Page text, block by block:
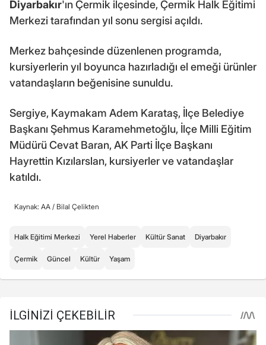
Diyarbakır'ın Çermik ilçesinde, Çermik Halk Eğitimi
Merkezi tarafından yıl sonu sergisi açıldı.
Merkez bahçesinde düzenlenen programda,
kursiyerlerin yıl boyunca hazırladığı el emeği ürünler
vatandaşların beğenisine sunuldu.
Sergiye, Kaymakam Adem Karataş, İlçe Belediye
Başkanı Şehmus Karamehmetoğlu, İlçe Milli Eğitim
Müdürü Cevat Baran, AK Parti İlçe Başkanı
Hayrettin Kızılarslan, kursiyerler ve vatandaşlar
katıldı.
Kaynak: AA / Bilal Çelikten
Halk Eğitimi Merkezi Yerel Haberler Kültür Sanat Diyarbakır
Çermik Güncel Kültür Yaşam